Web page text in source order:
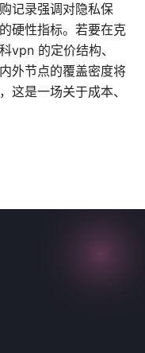
记录强调对隐私保
硬性指标。若要在克
vpn 的定价结构、
外节点的覆盖密度将
这是一场关于成本、